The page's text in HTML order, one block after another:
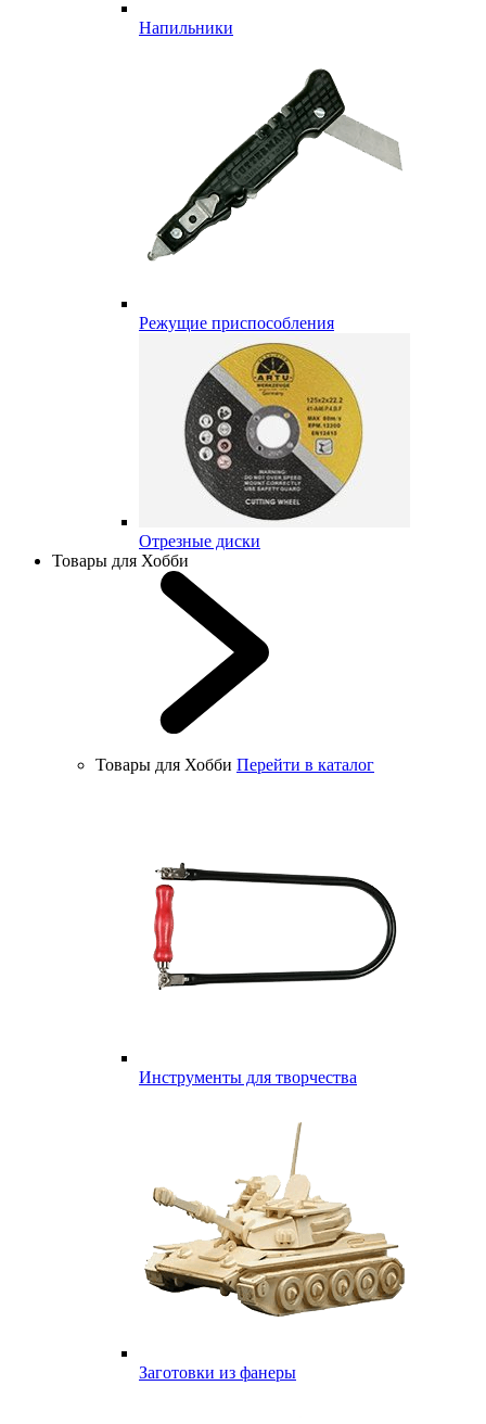
Напильники
Режущие приспособления
Отрезные диски
Товары для Хобби
Товары для Хобби Перейти в каталог
Инструменты для творчества
Заготовки из фанеры